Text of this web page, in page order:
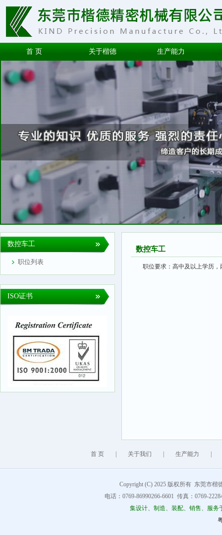
首 页 关于楷德 生产能力
数控车工
职位列表
ISO证书
数控车工
职位要求： 高中及以上学历
首 页 关于我们 生产能力
Copyright (C) 2025 版权所有 东莞市楷
电话：0769-86990266-6601 传真：0769-
集设计、制造、装配、销售、服